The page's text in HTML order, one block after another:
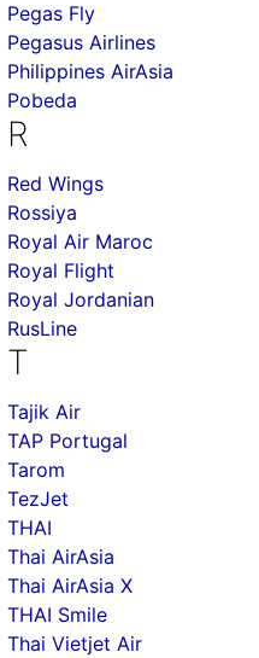
Pegas Fly
Pegasus Airlines
Philippines AirAsia
Pobeda
R
Red Wings
Rossiya
Royal Air Maroc
Royal Flight
Royal Jordanian
RusLine
T
Tajik Air
TAP Portugal
Tarom
TezJet
THAI
Thai AirAsia
Thai AirAsia X
THAI Smile
Thai Vietjet Air